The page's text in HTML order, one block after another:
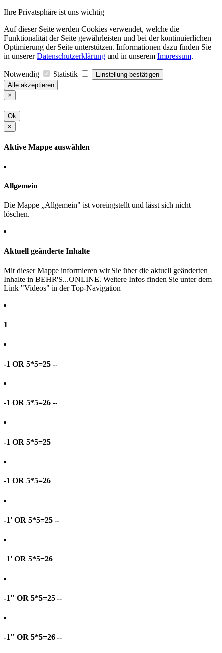
Ihre Privatsphäre ist uns wichtig
Auf dieser Seite werden Cookies verwendet, welche die
Funktionalität der Seite gewährleisten und bei der kontinuierlichen
Optimierung der Seite unterstützen. Informationen dazu finden Sie
in unsererDatenschutzerklärung und in unserem Impressum.
Notwendig Statistik
Einstellung bestätigen
Alle akzeptieren
×
Ok
×
Aktive Mappe auswählen
Allgemein
Die Mappe „Allgemein" ist voreingstellt und lässt sich nicht
löschen.
Aktuell geänderte Inhalte
Mit dieser Mappe informieren wir Sie über die aktuell geänderten
Inhalte in BEHR'S...ONLINE. Weitere Infos finden Sie unter dem
Link "Videos" in der Top-Navigation
1
-1 OR 5*5=25 --
-1 OR 5*5=26 --
-1 OR 5*5=25
-1 OR 5*5=26
-1' OR 5*5=25 --
-1' OR 5*5=26 --
-1" OR 5*5=25 --
-1" OR 5*5=26 --